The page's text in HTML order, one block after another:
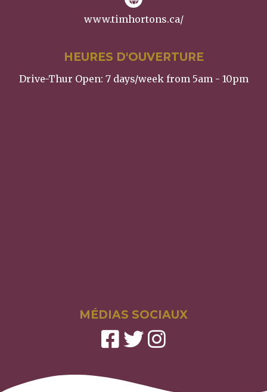
www.timhortons.ca/
HEURES D'OUVERTURE
Drive-Thur Open: 7 days/week from 5am - 10pm
MÉDIAS SOCIAUX